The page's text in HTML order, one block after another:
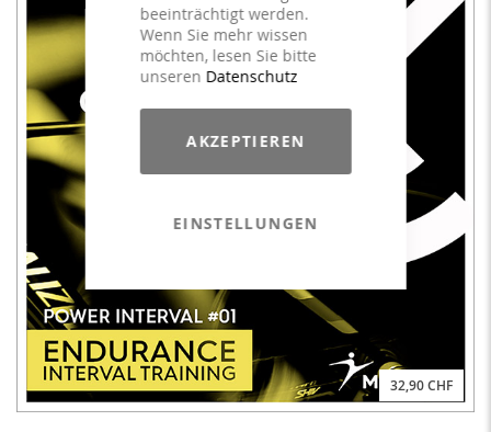
beeinträchtigt werden.
Wenn Sie mehr wissen
möchten, lesen Sie bitte
unseren Datenschutz
AKZEPTIEREN
EINSTELLUNGEN
32,90 CHF